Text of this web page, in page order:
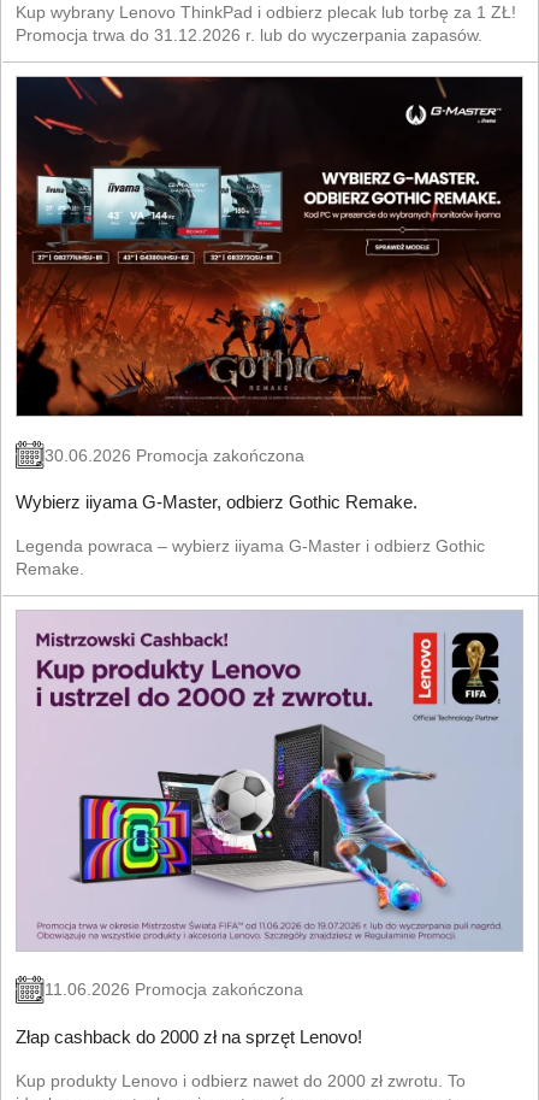
Kup wybrany Lenovo ThinkPad i odbierz plecak lub torbę za 1 ZŁ!
Promocja trwa do 31.12.2026 r. lub do wyczerpania zapasów.
30.06.2026 Promocja zakończona
Wybierz iiyama G-Master, odbierz Gothic Remake.
Legenda powraca – wybierz iiyama G-Master i odbierz Gothic
Remake.
11.06.2026 Promocja zakończona
Złap cashback do 2000 zł na sprzęt Lenovo!
Kup produkty Lenovo i odbierz nawet do 2000 zł zwrotu. To